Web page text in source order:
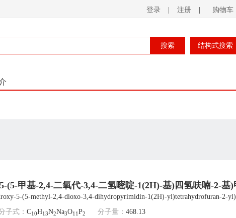
登录 注册 购物车
搜索 结构式搜索
(5-甲基-2,4-二氧代-3,4-二氢嘧啶-1(2H)-基)四氢呋喃-2-基
5-(5-methyl-2,4-dioxo-3,4-dihydropyrimidin-1(2H)-yl)tetrahydrofuran-2-
子式： C10H13N2Na3O11 P2 分子量： 468.13